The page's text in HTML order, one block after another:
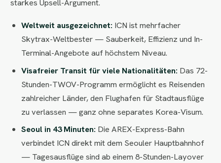
starkes Upsell-Argument.
Weltweit ausgezeichnet: ICN ist mehrfacher
Skytrax-Weltbester — Sauberkeit, Effizienz und In-
Terminal-Angebote auf höchstem Niveau.
Visafreier Transit für viele Nationalitäten: Das 72-
Stunden-TWOV-Programm ermöglicht es Reisenden
zahlreicher Länder, den Flughafen für Stadtausflüge
zu verlassen — ganz ohne separates Korea-Visum.
Seoul in 43 Minuten: Die AREX-Express-Bahn
verbindet ICN direkt mit dem Seouler Hauptbahnhof
— Tagesausflüge sind ab einem 8-Stunden-Layover